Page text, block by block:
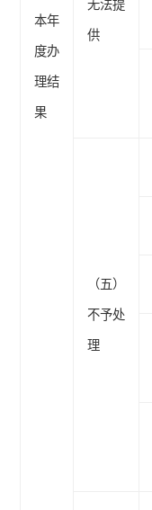
本年
度办
理结
果
无法提
供
（五）
不予处
理